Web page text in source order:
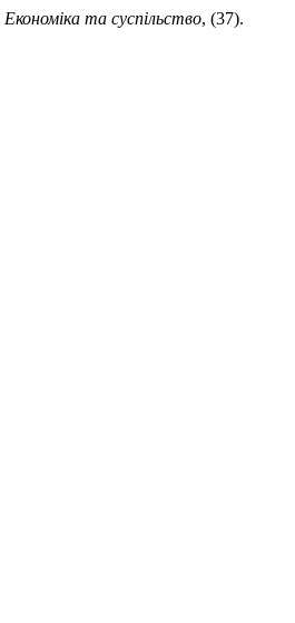
Економіка та суспільство, (37).